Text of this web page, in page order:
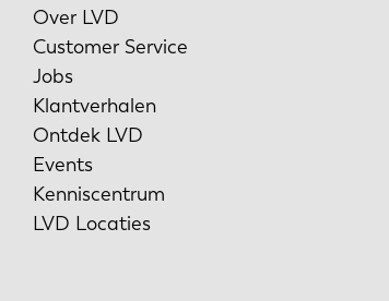
Over LVD
Customer Service
Jobs
Klantverhalen
Ontdek LVD
Events
Kenniscentrum
LVD Locaties